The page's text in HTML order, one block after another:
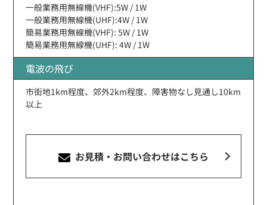
一般業務用無線機(VHF):5W / 1W
一般業務用無線機(UHF):4W / 1W
簡易業務用無線機(VHF): 5W / 1W
簡易業務用無線機(UHF): 4W / 1W
電波の飛び
市街地1km程度、郊外2km程度、障害物なし見通し10km
以上
お見積・お問い合わせはこちら